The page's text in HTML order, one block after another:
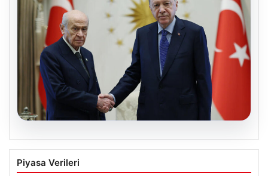
06.08.2026
Cumhurbaşkanı Erdoğan, Devlet
Bahçeli ile görüştü
Piyasa Verileri